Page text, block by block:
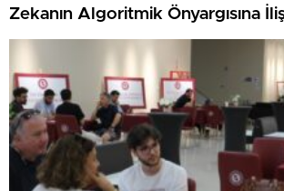
Zekanın Algoritmik Önyargısına
Farkındalık Düzeylerini Araştıracak